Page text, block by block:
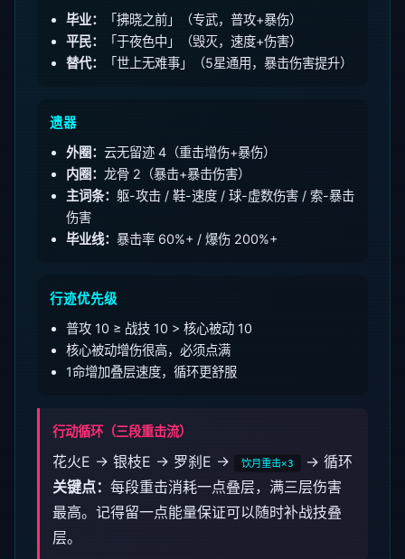
毕业：
「拂晓之前」（专武，普攻+暴伤）
平民：
「于夜色中」（毁灭，速度+伤害）
替代：
「世上无难事」（5星通用，暴击伤害提升）
遗器
外圈： 云无留迹 4（重击增伤+暴伤）
内圈： 龙骨 2（暴击+暴击伤害）
主词条： 躯-攻击 / 鞋-速度 / 球-虚数伤害 / 索-暴击
伤害
毕业线： 暴击率 60%+ / 爆伤 200%+
行迹优先级
普攻 10 ≥ 战技 10 > 核心被动 10
核心被动增伤很高，必须点满
1命增加叠层速度，循环更舒服
行动循环（三段重击流）
花火E → 银枝E → 罗刹E → 饮月重击×3
→ 循环
关键点： 每段重击消耗一点叠层，满三层伤害
最高。记得留一点能量保证可以随时补战技叠
层。